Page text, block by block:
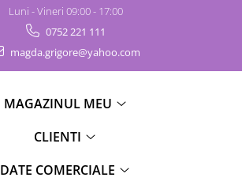
Luni - Vineri 09:00 - 17:00
0752 221 111
magda.grigore@yahoo.com
MAGAZINUL MEU
CLIENTI
DATE COMERCIALE